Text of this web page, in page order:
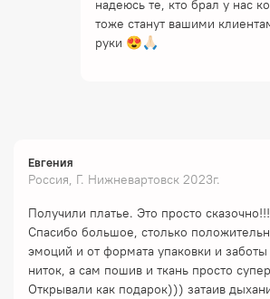
надеюсь те, кто брал у нас
тоже станут вашими
руки 😍🙏🏻
Евгения
Россия, Г. Нижневартовск 2023г.
Получили платье. Это просто сказочно!!!
Спасибо большое, столько
эмоций и от формата упаковки и заботы
ниток, а сам пошив и ткань просто
Открывали как подарок))) затаив